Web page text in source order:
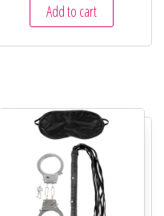
Add to cart